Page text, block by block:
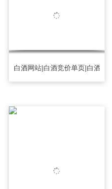
落地页|白酒订单网站
白酒网站|白酒竞价单页|白酒竞